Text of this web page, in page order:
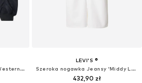
Kurtka przejściowa 'Scout Western Bomber'
LEVI'S ®
Szeroka nogawka Jeansy 'Middy Loose Boot Jeans'
432,90 zł